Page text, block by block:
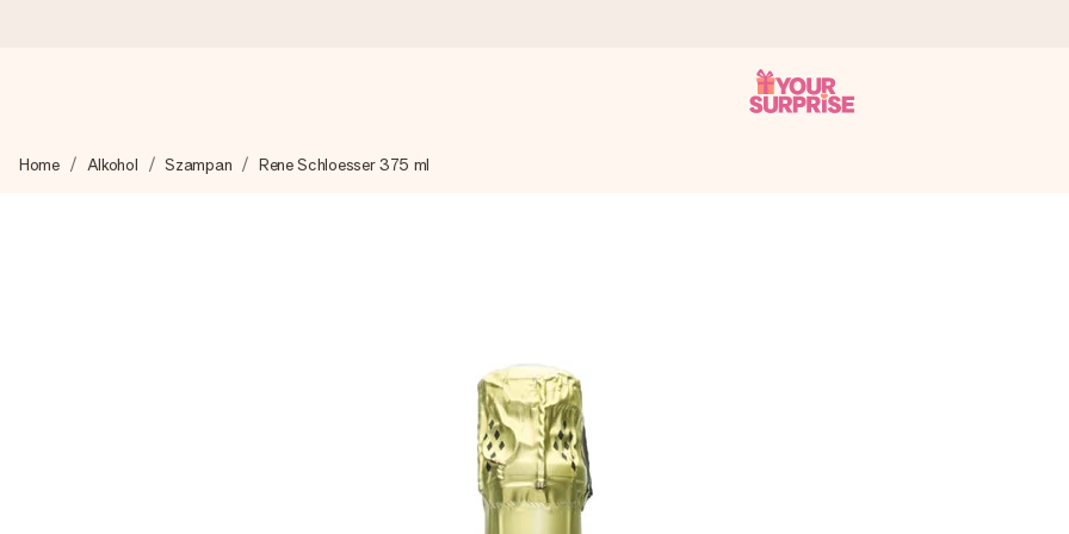
Tworzymy Twój prezent z troską i wysyłamy go w mgnieniu oka – dzięki czemu możesz go dać dokładnie we właściwym
Stwórz coś wyjątkowego w zaledwie kilku krokach – z jej imieniem, swoim zdjęciem lub wiadomością, która naprawdę poruszy
Home Alkohol Szampan Rene Schloesser 375 ml